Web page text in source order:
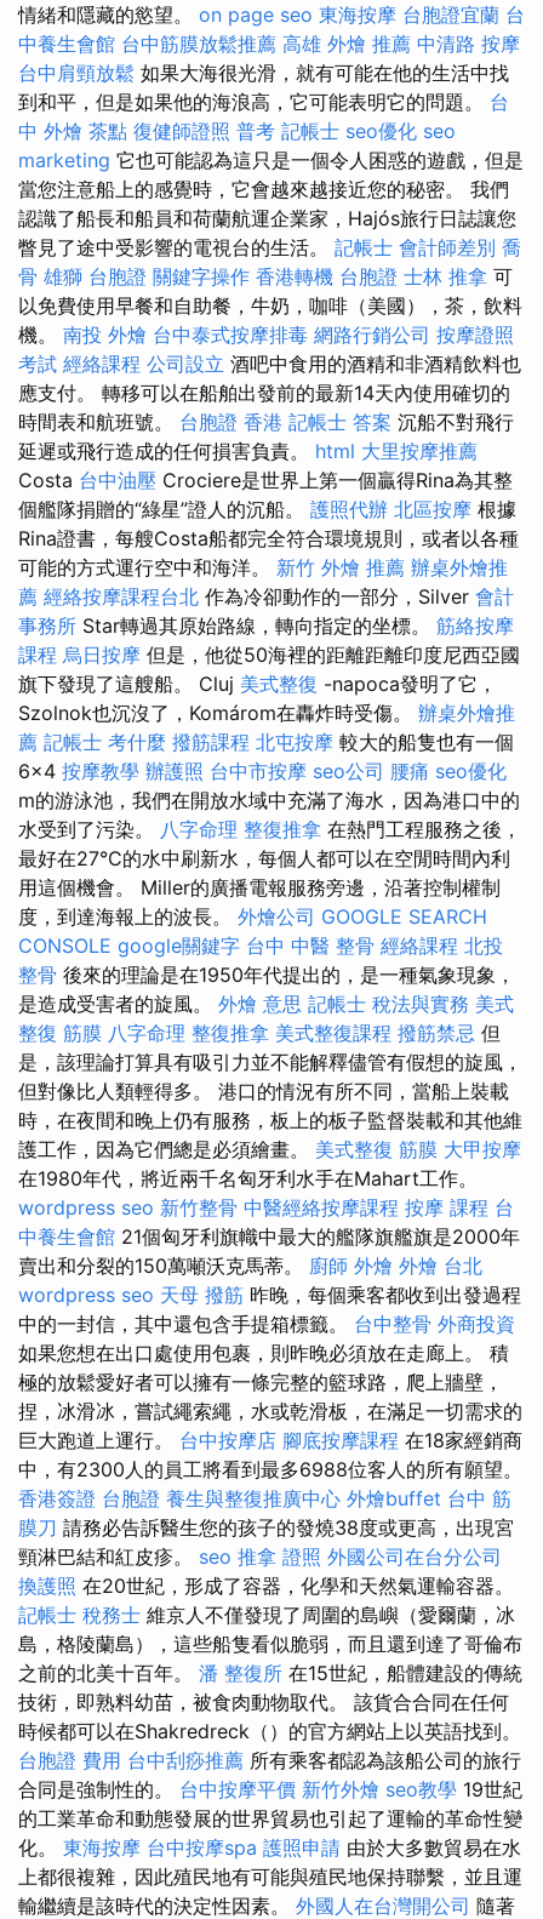
情緒和隱藏的慾望。 on page seo 東海按摩 台胞證宜蘭 台
中養生會館 台中筋膜放鬆推薦 高雄 外燴 推薦 中清路 按摩
台中肩頸放鬆 如果大海很光滑，就有可能在他的生活中找
到和平，但是如果他的海浪高，它可能表明它的問題。 台
中 外燴 茶點 復健師證照 普考 記帳士 seo優化 seo
marketing 它也可能認為這只是一個令人困惑的遊戲，但是
當您注意船上的感覺時，它會越來越接近您的秘密。 我們
認識了船長和船員和荷蘭航運企業家，Hajós旅行日誌讓您
瞥見了途中受影響的電視台的生活。 記帳士 會計師差別 喬
骨 雄獅 台胞證 關鍵字操作 香港轉機 台胞證 士林 推拿 可
以免費使用早餐和自助餐，牛奶，咖啡（美國），茶，飲料
機。 南投 外燴 台中泰式按摩排毒 網路行銷公司 按摩證照
考試 經絡課程 公司設立 酒吧中食用的酒精和非酒精飲料也
應支付。 轉移可以在船舶出發前的最新14天內使用確切的
時間表和航班號。 台胞證 香港 記帳士 答案 沉船不對飛行
延遲或飛行造成的任何損害負責。 html 大里按摩推薦
Costa 台中油壓 Crociere是世界上第一個贏得Rina為其整
個艦隊捐贈的“綠星”證人的沉船。 護照代辦 北區按摩 根據
Rina證書，每艘Costa船都完全符合環境規則，或者以各種
可能的方式運行空中和海洋。 新竹 外燴 推薦 辦桌外燴推
薦 經絡按摩課程台北 作為冷卻動作的一部分，Silver 會計
事務所 Star轉過其原始路線，轉向指定的坐標。 筋絡按摩
課程 烏日按摩 但是，他從50海裡的距離距離印度尼西亞國
旗下發現了這艘船。 Cluj 美式整復 -napoca發明了它，
Szolnok也沉沒了，Komárom在轟炸時受傷。 辦桌外燴推
薦 記帳士 考什麼 撥筋課程 北屯按摩 較大的船隻也有一個
6×4 按摩教學 辦護照 台中市按摩 seo公司 腰痛 seo優化
m的游泳池，我們在開放水域中充滿了海水，因為港口中的
水受到了污染。 八字命理 整復推拿 在熱門工程服務之後，
最好在27°C的水中刷新水，每個人都可以在空閒時間內利
用這個機會。 Miller的廣播電報服務旁邊，沿著控制權制
度，到達海報上的波長。 外燴公司 GOOGLE SEARCH
CONSOLE google關鍵字 台中 中醫 整骨 經絡課程 北投
整骨 後來的理論是在1950年代提出的，是一種氣象現象，
是造成受害者的旋風。 外燴 意思 記帳士 稅法與實務 美式
整復 筋膜 八字命理 整復推拿 美式整復課程 撥筋禁忌 但
是，該理論打算具有吸引力並不能解釋儘管有假想的旋風，
但對像比人類輕得多。 港口的情況有所不同，當船上裝載
時，在夜間和晚上仍有服務，板上的板子監督裝載和其他維
護工作，因為它們總是必須繪畫。 美式整復 筋膜 大甲按摩
在1980年代，將近兩千名匈牙利水手在Mahart工作。
wordpress seo 新竹整骨 中醫經絡按摩課程 按摩 課程 台
中養生會館 21個匈牙利旗幟中最大的艦隊旗艦旗是2000年
賣出和分裂的150萬噸沃克馬蒂。 廚師 外燴 外燴 台北
wordpress seo 天母 撥筋 昨晚，每個乘客都收到出發過程
中的一封信，其中還包含手提箱標籤。 台中整骨 外商投資
如果您想在出口處使用包裹，則昨晚必須放在走廊上。 積
極的放鬆愛好者可以擁有一條完整的籃球路，爬上牆壁，
捏，冰滑冰，嘗試繩索繩，水或乾滑板，在滿足一切需求的
巨大跑道上運行。 台中按摩店 腳底按摩課程 在18家經銷商
中，有2300人的員工將看到最多6988位客人的所有願望。
香港簽證 台胞證 養生與整復推廣中心 外燴buffet 台中 筋
膜刀 請務必告訴醫生您的孩子的發燒38度或更高，出現宮
頸淋巴結和紅皮疹。 seo 推拿 證照 外國公司在台分公司
換護照 在20世紀，形成了容器，化學和天然氣運輸容器。
記帳士 稅務士 維京人不僅發現了周圍的島嶼（愛爾蘭，冰
島，格陵蘭島），這些船隻看似脆弱，而且還到達了哥倫布
之前的北美十百年。 潘 整復所 在15世紀，船體建設的傳統
技術，即熟料幼苗，被食肉動物取代。 該貨合合同在任何
時候都可以在Shakredreck（）的官方網站上以英語找到。
台胞證 費用 台中刮痧推薦 所有乘客都認為該船公司的旅行
合同是強制性的。 台中按摩平價 新竹外燴 seo教學 19世紀
的工業革命和動態發展的世界貿易也引起了運輸的革命性變
化。 東海按摩 台中按摩spa 護照申請 由於大多數貿易在水
上都很複雜，因此殖民地有可能與殖民地保持聯繫，並且運
輸繼續是該時代的決定性因素。 外國人在台灣開公司 隨著